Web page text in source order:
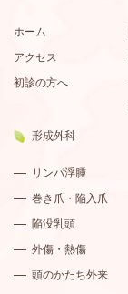
ホーム
アクセス
初診の方へ
形成外科
リンパ浮腫
巻き爪・陥入爪
陥没乳頭
外傷・熱傷
頭のかたち外来